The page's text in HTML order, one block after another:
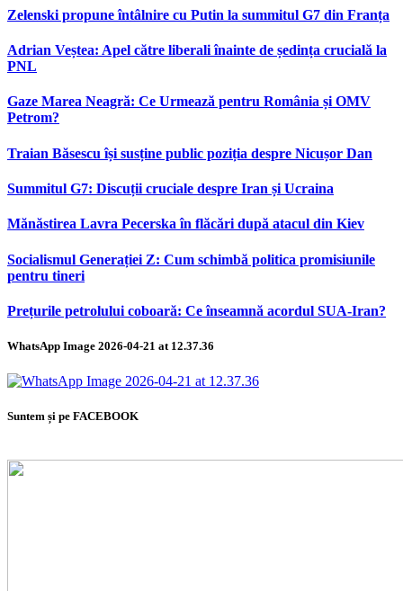
Zelenski propune întâlnire cu Putin la summitul G7 din Franța
Adrian Veștea: Apel către liberali înainte de ședința crucială la
PNL
Gaze Marea Neagră: Ce Urmează pentru România și OMV
Petrom?
Traian Băsescu își susține public poziția despre Nicușor Dan
Summitul G7: Discuții cruciale despre Iran și Ucraina
Mănăstirea Lavra Pecerska în flăcări după atacul din Kiev
Socialismul Generației Z: Cum schimbă politica promisiunile
pentru tineri
Prețurile petrolului coboară: Ce înseamnă acordul SUA-Iran?
WhatsApp Image 2026-04-21 at 12.37.36
Suntem și pe FACEBOOK